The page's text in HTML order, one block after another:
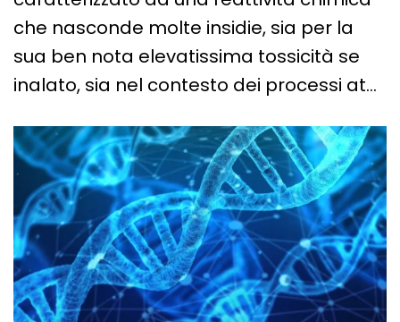
che nasconde molte insidie, sia per la
sua ben nota elevatissima tossicità se
inalato, sia nel contesto dei processi at…